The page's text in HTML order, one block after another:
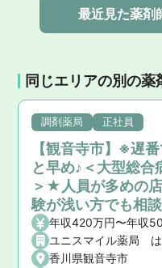
同じエリアの別の薬
調剤薬局 正社員
【観音寺市】※遅
と早め♪＜大型総合
＞★人員が多めの
験が浅い方でも相
年収420万円〜年収
ユニスマイル薬局
香川県観音寺市